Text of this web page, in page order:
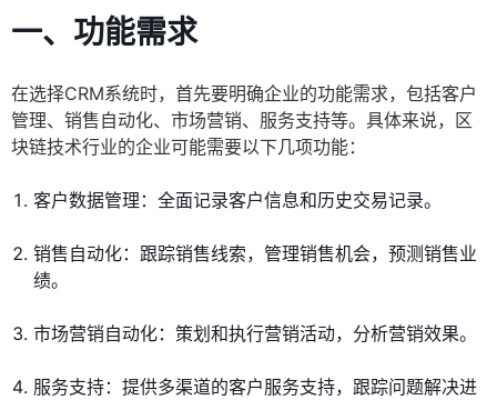
一、功能需求
在选择CRM系统时，首先要明确企业的功能需求，包括客户
管理、销售自动化、市场营销、服务支持等。具体来说，区
块链技术行业的企业可能需要以下几项功能：
客户数据管理：全面记录客户信息和历史交易记录。
销售自动化：跟踪销售线索，管理销售机会，预测销售业
绩。
市场营销自动化：策划和执行营销活动，分析营销效果。
服务支持：提供多渠道的客户服务支持，跟踪问题解决进